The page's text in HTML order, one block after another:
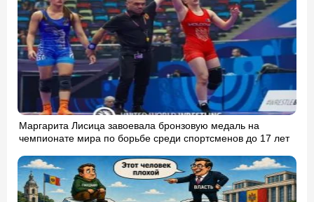
Маргарита Лисица завоевала бронзовую медаль на
чемпионате мира по борьбе среди спортсменов до 17 лет